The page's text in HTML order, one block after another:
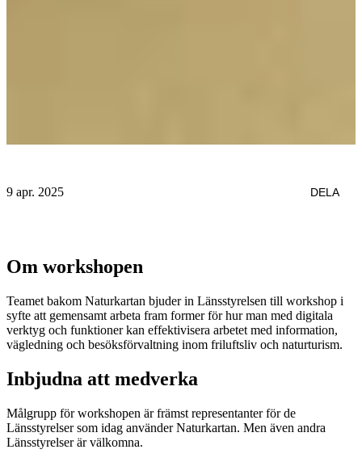
9 apr. 2025 DELA
Om workshopen
Teamet bakom Naturkartan bjuder in Länsstyrelsen till workshop i
syfte att gemensamt arbeta fram former för hur man med digitala
verktyg och funktioner kan effektivisera arbetet med information,
vägledning och besöksförvaltning inom friluftsliv och naturturism.
Inbjudna att medverka
Målgrupp för workshopen är främst representanter för de
Länsstyrelser som idag använder Naturkartan. Men även andra
Länsstyrelser är välkomna.